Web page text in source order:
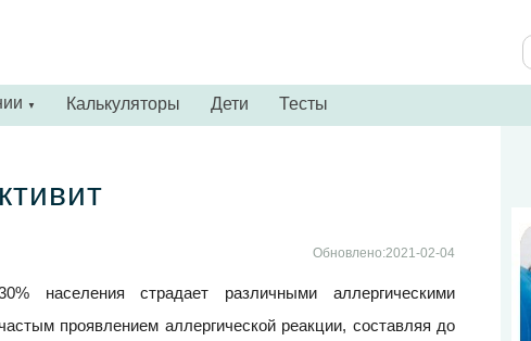
▼ Калькуляторы Дети Тесты
Обновлено:2021-02-04
страдает различными аллергическими
проявлением аллергической реакции, составляя до